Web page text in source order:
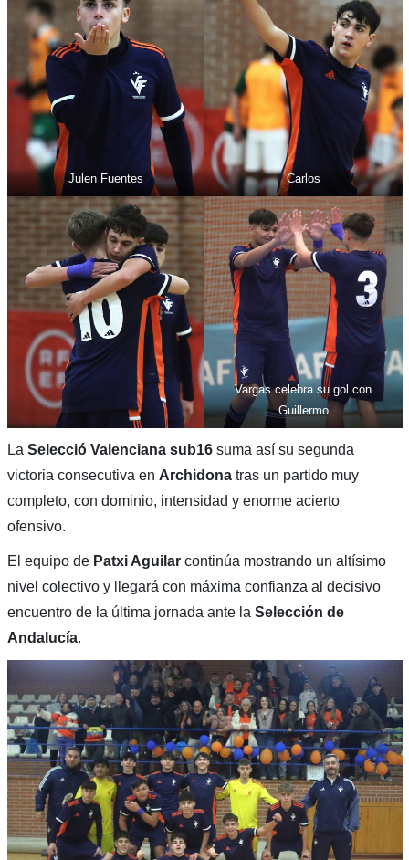
Julen Fuentes Carlos
Vargas celebra su gol con
Guillermo
La Selecció Valenciana sub16suma así su segunda
victoria consecutiva en Archidonatras un partido muy
completo, con dominio, intensidad y enorme acierto
ofensivo.
El equipo dePatxi Aguilarcontinúa mostrando un altísimo
nivel colectivo y llegará con máxima confianza al decisivo
encuentro de la última jornada ante la Selección de
Andalucía.